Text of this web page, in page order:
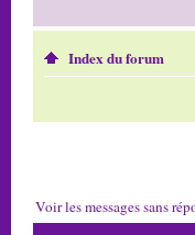
Index du forum
Voir les messages sans